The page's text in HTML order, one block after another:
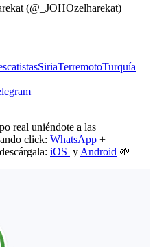
(@_JOHOzelharekat)
SiriaTerremotoTurquía
real uniéndote a las
click: WhatsApp +
iOS y Android 🌱